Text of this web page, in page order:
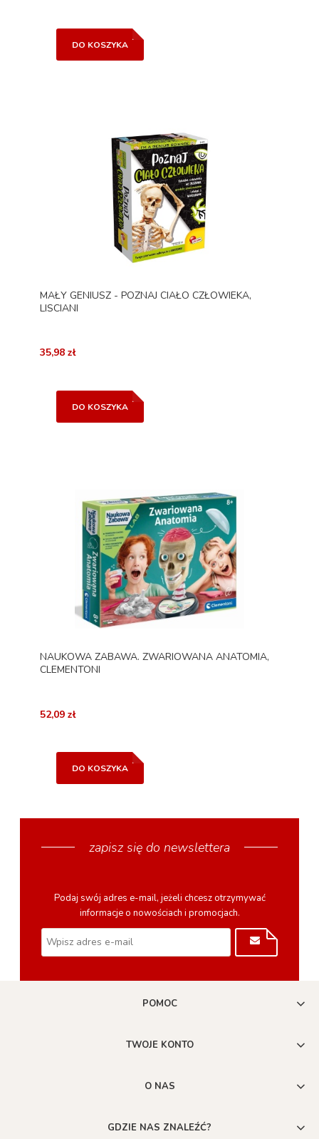
DO KOSZYKA
MAŁY GENIUSZ - POZNAJ CIAŁO CZŁOWIEKA,
LISCIANI
35,98 zł
DO KOSZYKA
NAUKOWA ZABAWA. ZWARIOWANA ANATOMIA,
CLEMENTONI
52,09 zł
DO KOSZYKA
zapisz się do newslettera
Podaj swój adres e-mail, jeżeli chcesz otrzymywać
informacje o nowościach i promocjach.
POMOC
TWOJE KONTO
O NAS
GDZIE NAS ZNALEŹĆ?